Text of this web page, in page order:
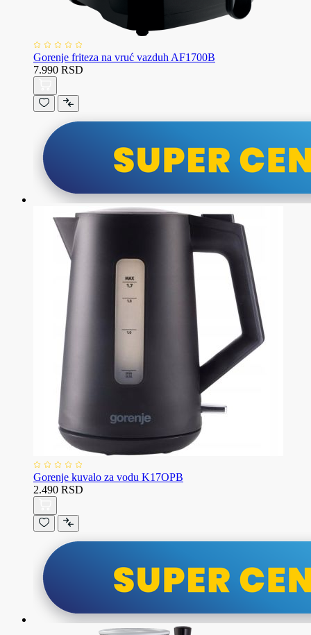
Gorenje friteza na vruć vazduh AF1700B
7.990 RSD
Gorenje kuvalo za vodu K17OPB
2.490 RSD